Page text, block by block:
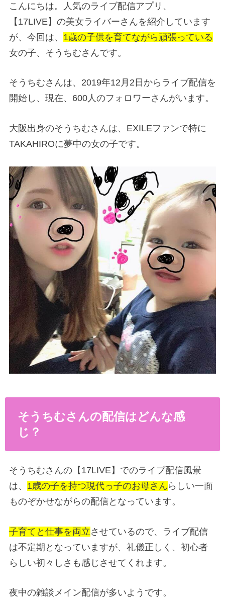
こんにちは。人気のライブ配信アプリ、
【17LIVE】の美女ライバーさんを紹介しています
が、今回は、 1歳の子供を育てながら頑張っている
女の子、そうちむさんです。
そうちむさんは、2019年12月2日からライブ配信を
開始し、現在、600人のフォロワーさんがいます。
大阪出身のそうちむさんは、EXILEファンで特に
TAKAHIROに夢中の女の子です。
そうちむさんの配信はどんな感
じ？
そうちむさんの【17LIVE】でのライブ配信風景
は、 1歳の子を持つ現代っ子のお母さん らしい一面
ものぞかせながらの配信となっています。
子育てと仕事を両立 させているので、ライブ配信
は不定期となっていますが、礼儀正しく、初心者
らしい初々しさも感じさせてくれます。
夜中の雑談メイン配信が多いようです。